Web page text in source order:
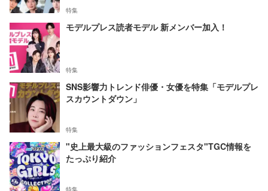
特集
モデルプレス読者モデル 新メンバー加入！
特集
SNS影響力トレンド俳優・女優を特集「モデルプレ
スカウントダウン」
特集
"史上最大級のファッションフェスタ"TGC情報を
たっぷり紹介
特集